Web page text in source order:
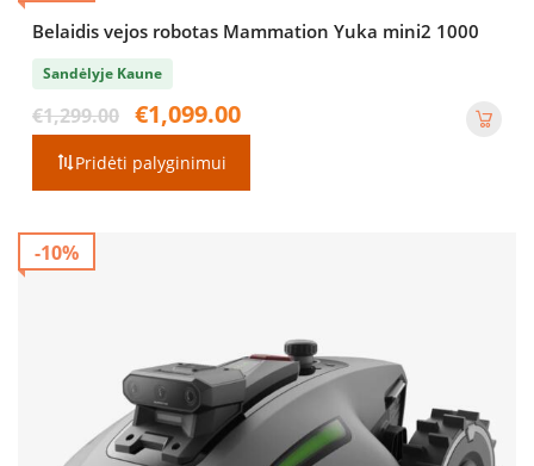
Belaidis vejos robotas Mammation Yuka mini2 1000
Sandėlyje Kaune
€1,299.00
Original
price
was:
€1,299.00.
€1,099.00
Pridėti palyginimui
-10%